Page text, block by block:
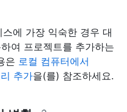
에 가장 익숙한 경우 대
여 프로젝트를 추가하는
은 로컬 컴퓨터에서
추가을(를) 참조하세요.